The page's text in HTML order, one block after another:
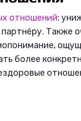
отношений:
Также
более